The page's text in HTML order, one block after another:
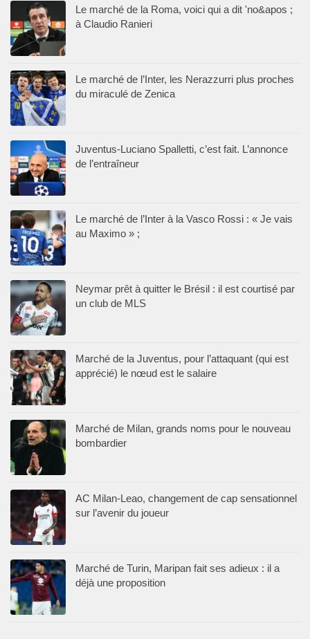
Le marché de la Roma, voici qui a dit 'no&apos ;
à Claudio Ranieri
Le marché de l’Inter, les Nerazzurri plus proches
du miraculé de Zenica
Juventus-Luciano Spalletti, c’est fait. L’annonce
de l’entraîneur
Le marché de l’Inter à la Vasco Rossi : « Je vais
au Maximo » ;
Neymar prêt à quitter le Brésil : il est courtisé par
un club de MLS
Marché de la Juventus, pour l’attaquant (qui est
apprécié) le nœud est le salaire
Marché de Milan, grands noms pour le nouveau
bombardier
AC Milan-Leao, changement de cap sensationnel
sur l’avenir du joueur
Marché de Turin, Maripan fait ses adieux : il a
déjà une proposition